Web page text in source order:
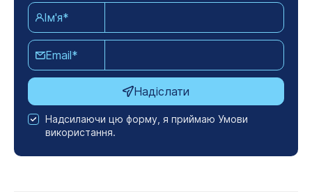
Ім'я*
Email*
Надіслати
Надсилаючи цю форму, я приймаю Умови
використання.